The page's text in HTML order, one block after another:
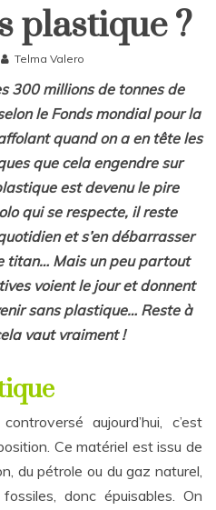
plastique ?
Telma Valero
300 millions de tonnes de
le Fonds mondial pour la
quand on a en tête les
que cela engendre sur
est devenu le pire
qui se respecte, il reste
et s’en débarrasser
titan… Mais un peu partout
voient le jour et donnent
sans plastique… Reste à
vaut vraiment !
aujourd’hui, c’est
Ce matériel est issu de
du pétrole ou du gaz naturel,
donc épuisables. On